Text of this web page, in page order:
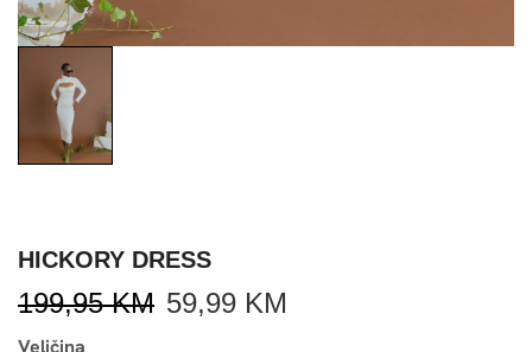
HICKORY DRESS
199,95KM 59,99 KM
Veličina